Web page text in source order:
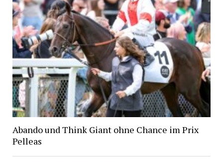
Abando und Think Giant ohne Chance im Prix
Pelleas